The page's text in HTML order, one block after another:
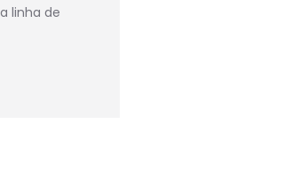
linha de